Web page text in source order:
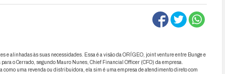
e alinhadas às suas necessidades. Essa é a visão da ORÍGEO, joint venture entre Bunge e
o Cerrado, segundo Mauro Nunes, Chief Financial Officer (CFO) da empresa.
uma revenda ou distribuidora, ela sim é uma empresa de atendimento direto com